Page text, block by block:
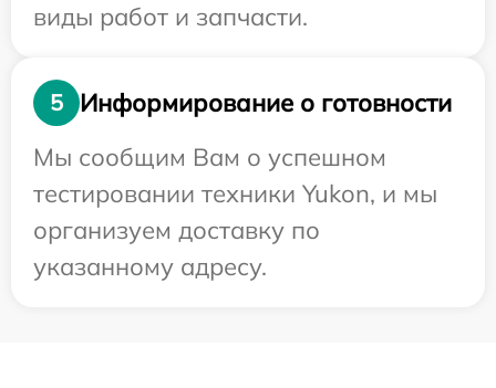
виды работ и запчасти.
5
Информирование о готовности
Мы сообщим Вам о успешном
тестировании техники Yukon, и мы
организуем доставку по
указанному адресу.